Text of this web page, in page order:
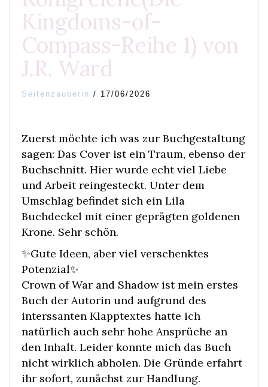
Kingdoms-of-
Compass-Reihe 1) von
J.R. Ward
Seitenzauberin / 17/06/2026
Zuerst möchte ich was zur Buchgestaltung
sagen: Das Cover ist ein Traum, ebenso der
Buchschnitt. Hier wurde echt viel Liebe
und Arbeit reingesteckt. Unter dem
Umschlag befindet sich ein Lila
Buchdeckel mit einer geprägten goldenen
Krone. Sehr schön.
✨Gute Ideen, aber viel verschenktes
Potenzial✨
Crown of War and Shadow ist mein erstes
Buch der Autorin und aufgrund des
interssanten Klapptextes hatte ich
natürlich auch sehr hohe Ansprüche an
den Inhalt. Leider konnte mich das Buch
nicht wirklich abholen. Die Gründe erfahrt
ihr sofort, zunächst zur Handlung.